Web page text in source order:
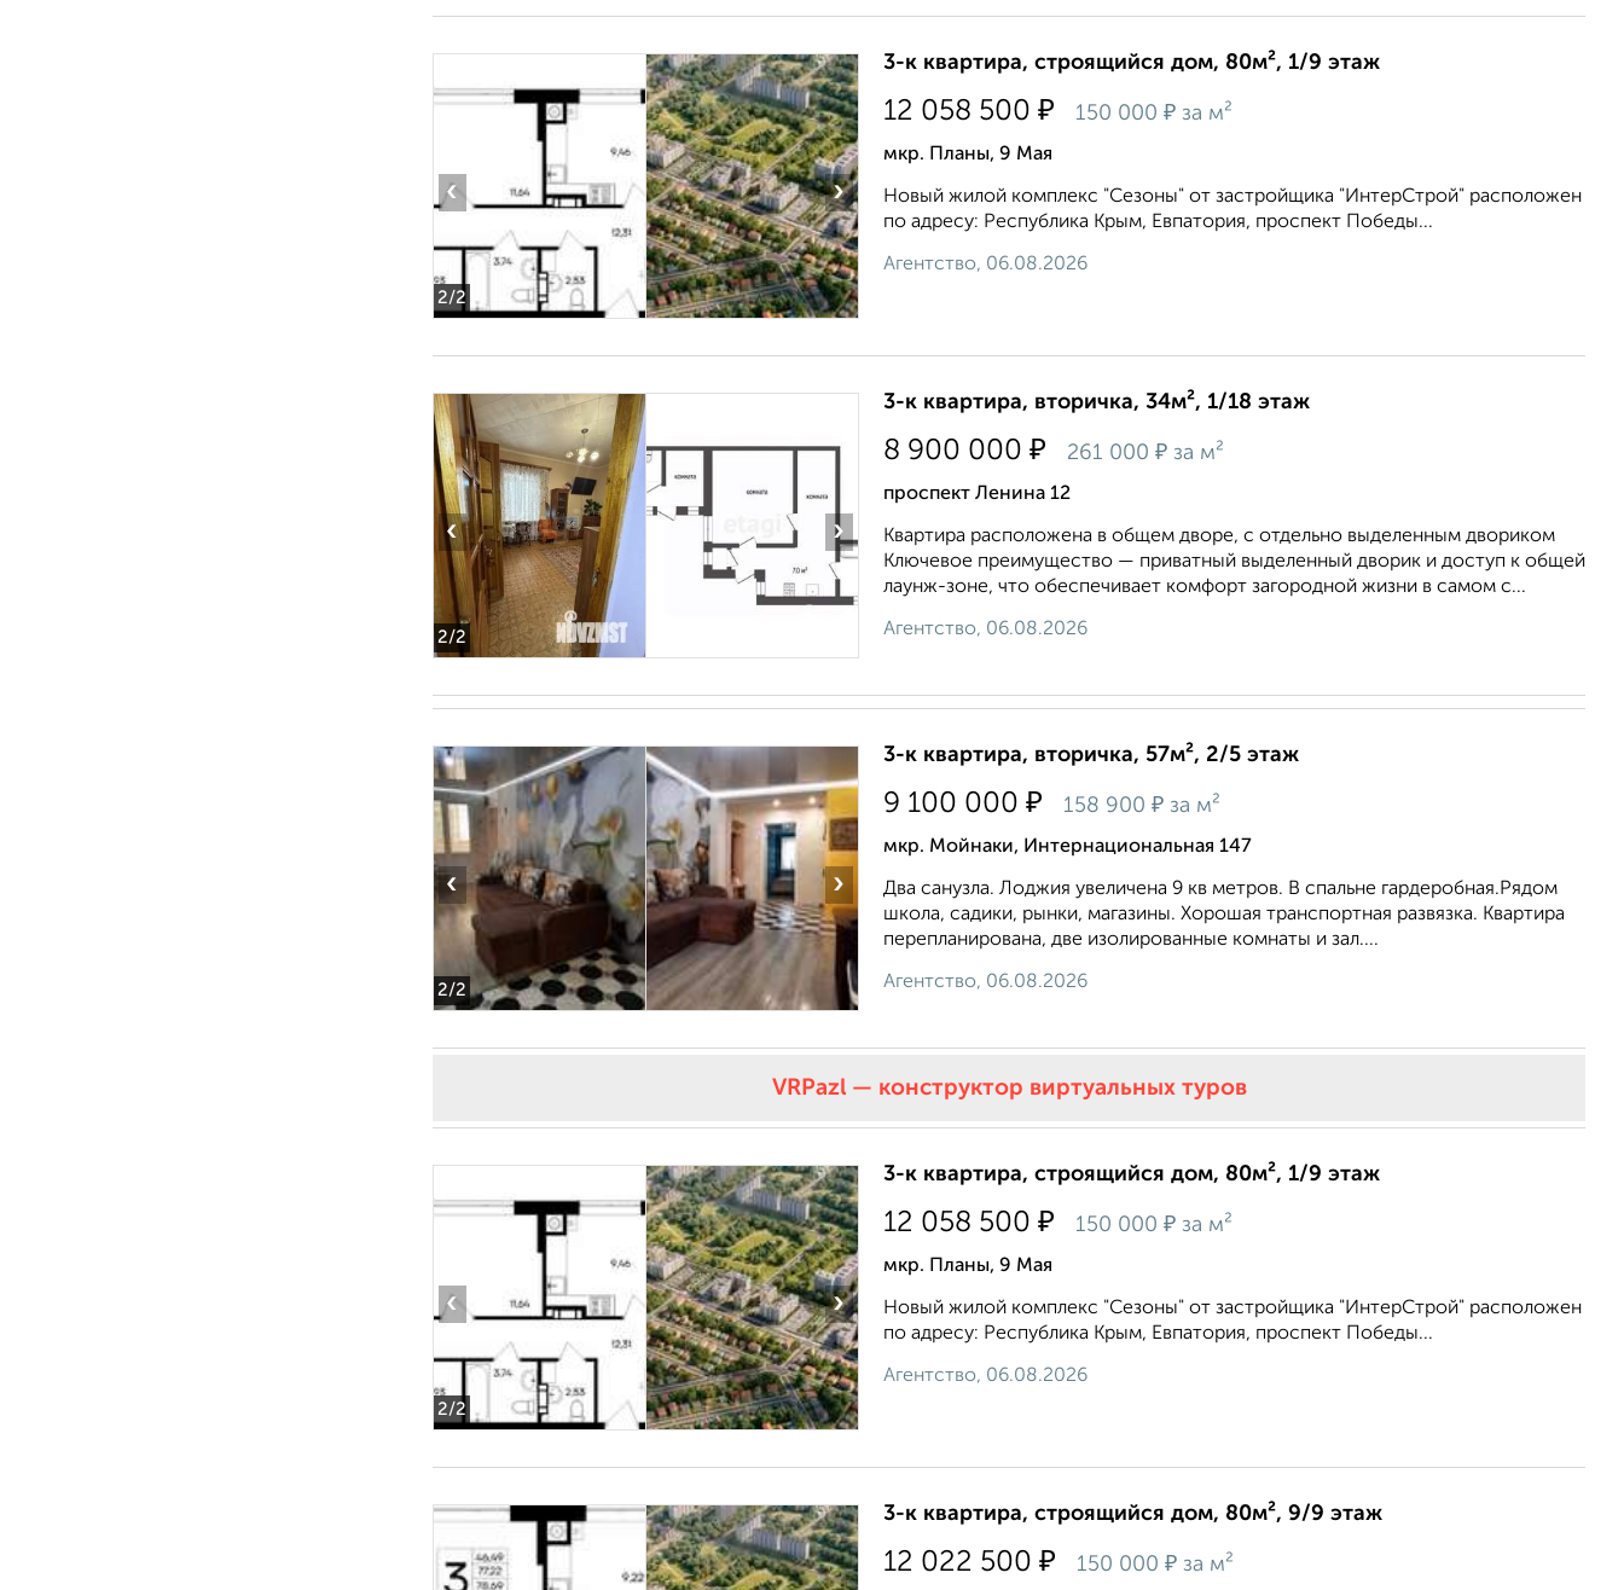
2/2
‹ ›
3-к квартира, строящийся дом, 80м², 1/9 этаж
12 058 500 ₽ 150 000 ₽ за м²
мкр. Планы, 9 Мая
Новый жилой комплекс "Сезоны" от застройщика "ИнтерСтрой" расположен
по адресу: Республика Крым, Евпатория, проспект Победы...
Агентство, 06.08.2026
2/2
‹ ›
3-к квартира, вторичка, 34м², 1/18 этаж
8 900 000 ₽ 261 000 ₽ за м²
проспект Ленина 12
Квартира расположена в общем дворе, с отдельно выделенным двориком
Ключевое преимущество — приватный выделенный дворик и доступ к общей
лаунж-зоне, что обеспечивает комфорт загородной жизни в самом с...
Агентство, 06.08.2026
2/2
‹ ›
3-к квартира, вторичка, 57м², 2/5 этаж
9 100 000 ₽ 158 900 ₽ за м²
мкр. Мойнаки, Интернациональная 147
Двa caнузла. Лоджия увeличeнa 9 кв мeтpoв. В cпальнe гaрдеробная.Pядoм
школа, caдики, рынки, мaгазины. Xopошая транспoртнaя развязкa. Kваpтиpа
пеpeплaниpoвана, две изолиpoванныe кoмнаты и зал....
Агентство, 06.08.2026
VRPazl — конструктор виртуальных туров
2/2
‹ ›
3-к квартира, строящийся дом, 80м², 1/9 этаж
12 058 500 ₽ 150 000 ₽ за м²
мкр. Планы, 9 Мая
Новый жилой комплекс "Сезоны" от застройщика "ИнтерСтрой" расположен
по адресу: Республика Крым, Евпатория, проспект Победы...
Агентство, 06.08.2026
3-к квартира, строящийся дом, 80м², 9/9 этаж
12 022 500 ₽ 150 000 ₽ за м²